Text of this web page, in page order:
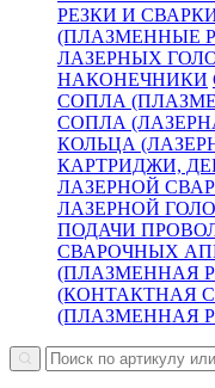
РЕЗКИ И
(ПЛАЗМЕННЫЕ
ЛАЗЕРНЫХ
НАКОНЕЧНИКИ
СОПЛА
СОПЛА
КОЛЬЦА
КАРТРИДЖИ,
ЛАЗЕРНОЙ
ЛАЗЕРНОЙ
ПОДАЧИ
СВАРОЧНЫХ
(ПЛАЗМЕННАЯ
(КОНТАКТНАЯ
(ПЛАЗМЕННАЯ